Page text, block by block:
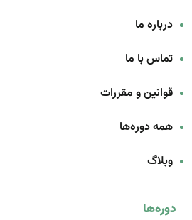
درباره ما
تماس با ما
قوانین و مقررات
همه دوره‌ها
وبلاگ
دوره‌ها